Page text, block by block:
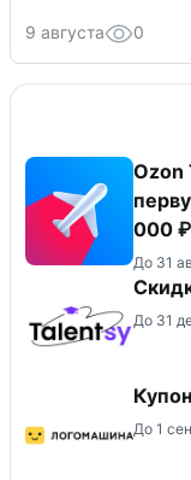
9 августа 0
Ozon
000
До 31
До 31
До 1